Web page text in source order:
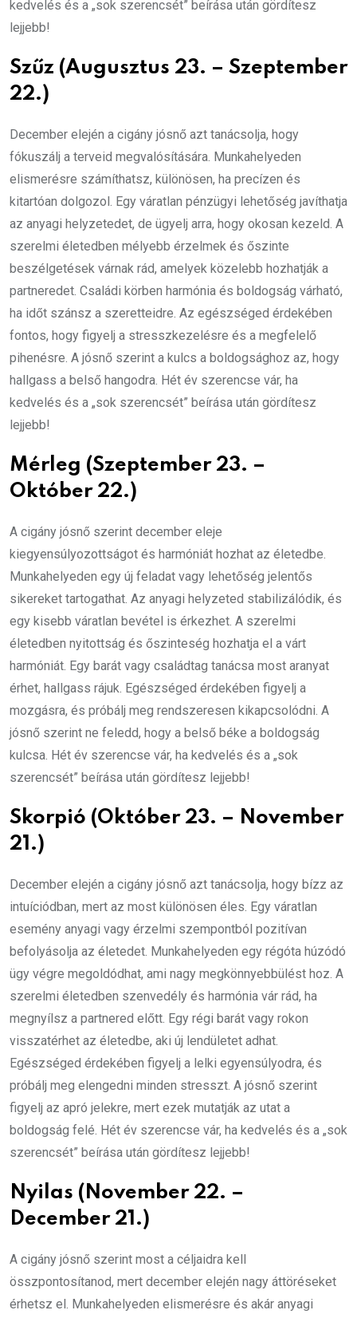
kedvelés és a „sok szerencsét” beírása után gördítesz
lejjebb!
Szűz (Augusztus 23. – Szeptember
22.)
December elején a cigány jósnő azt tanácsolja, hogy
fókuszálj a terveid megvalósítására. Munkahelyeden
elismerésre számíthatsz, különösen, ha precízen és
kitartóan dolgozol. Egy váratlan pénzügyi lehetőség javíthatja
az anyagi helyzetedet, de ügyelj arra, hogy okosan kezeld. A
szerelmi életedben mélyebb érzelmek és őszinte
beszélgetések várnak rád, amelyek közelebb hozhatják a
partneredet. Családi körben harmónia és boldogság várható,
ha időt szánsz a szeretteidre. Az egészséged érdekében
fontos, hogy figyelj a stresszkezelésre és a megfelelő
pihenésre. A jósnő szerint a kulcs a boldogsághoz az, hogy
hallgass a belső hangodra. Hét év szerencse vár, ha
kedvelés és a „sok szerencsét” beírása után gördítesz
lejjebb!
Mérleg (Szeptember 23. –
Október 22.)
A cigány jósnő szerint december eleje
kiegyensúlyozottságot és harmóniát hozhat az életedbe.
Munkahelyeden egy új feladat vagy lehetőség jelentős
sikereket tartogathat. Az anyagi helyzeted stabilizálódik, és
egy kisebb váratlan bevétel is érkezhet. A szerelmi
életedben nyitottság és őszinteség hozhatja el a várt
harmóniát. Egy barát vagy családtag tanácsa most aranyat
érhet, hallgass rájuk. Egészséged érdekében figyelj a
mozgásra, és próbálj meg rendszeresen kikapcsolódni. A
jósnő szerint ne feledd, hogy a belső béke a boldogság
kulcsa. Hét év szerencse vár, ha kedvelés és a „sok
szerencsét” beírása után gördítesz lejjebb!
Skorpió (Október 23. – November
21.)
December elején a cigány jósnő azt tanácsolja, hogy bízz az
intuíciódban, mert az most különösen éles. Egy váratlan
esemény anyagi vagy érzelmi szempontból pozitívan
befolyásolja az életedet. Munkahelyeden egy régóta húzódó
ügy végre megoldódhat, ami nagy megkönnyebbülést hoz. A
szerelmi életedben szenvedély és harmónia vár rád, ha
megnyílsz a partnered előtt. Egy régi barát vagy rokon
visszatérhet az életedbe, aki új lendületet adhat.
Egészséged érdekében figyelj a lelki egyensúlyodra, és
próbálj meg elengedni minden stresszt. A jósnő szerint
figyelj az apró jelekre, mert ezek mutatják az utat a
boldogság felé. Hét év szerencse vár, ha kedvelés és a „sok
szerencsét” beírása után gördítesz lejjebb!
Nyilas (November 22. –
December 21.)
A cigány jósnő szerint most a céljaidra kell
összpontosítanod, mert december elején nagy áttöréseket
érhetsz el. Munkahelyeden elismerésre és akár anyagi